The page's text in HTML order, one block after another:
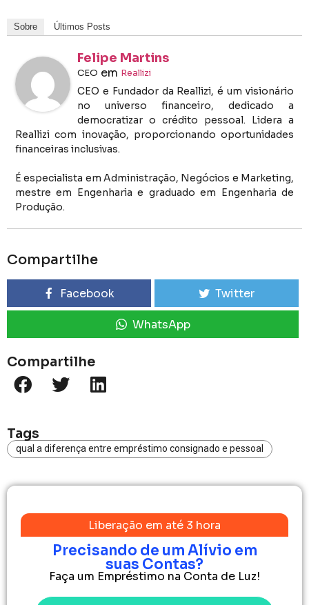
Compartilhe
Tags
qual a diferença entre empréstimo consignado e pessoal
Liberação em até 3 hora
Precisando de um Alívio em
suas Contas?
Faça um Empréstimo na Conta de Luz!
Sobre Últimos Posts
Felipe Martins
CEO em Reallizi
CEO e Fundador da Reallizi, é um visionário
no universo financeiro, dedicado a
democratizar o crédito pessoal. Lidera a
Reallizi com inovação, proporcionando oportunidades
financeiras inclusivas.
É especialista em Administração, Negócios e Marketing,
mestre em Engenharia e graduado em Engenharia de
Produção.
Compartilhe
Facebook Twitter
WhatsApp